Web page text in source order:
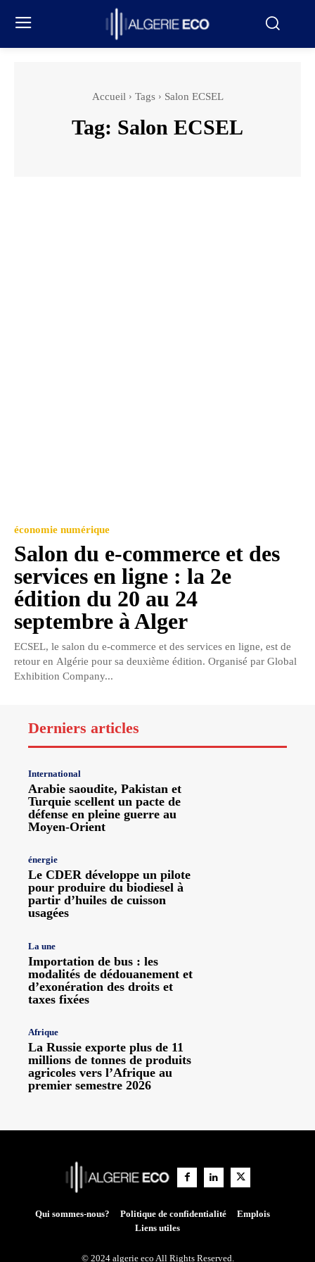
Accueil Tags Salon ECSEL
Tag: Salon ECSEL
économie numérique
Salon du e-commerce et des
services en ligne : la 2e
édition du 20 au 24
septembre à Alger
ECSEL, le salon du e-commerce et des services en ligne, est de
retour en Algérie pour sa deuxième édition. Organisé par Global
Exhibition Company...
Derniers articles
International
Arabie saoudite, Pakistan et
Turquie scellent un pacte de
défense en pleine guerre au
Moyen-Orient
énergie
Le CDER développe un pilote
pour produire du biodiesel à
partir d’huiles de cuisson
usagées
La une
Importation de bus : les
modalités de dédouanement et
d’exonération des droits et
taxes fixées
Afrique
La Russie exporte plus de 11
millions de tonnes de produits
agricoles vers l’Afrique au
premier semestre 2026
Qui sommes-nous? Politique de confidentialité
Emplois
Liens utiles
© 2024 algerie eco All Rights Reserved.